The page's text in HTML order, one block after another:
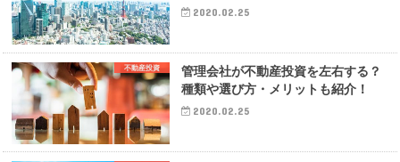
2020.02.25
不動産投資
管理会社が不動産投資を左右する？
種類や選び方・メリットも紹介！
2020.02.25